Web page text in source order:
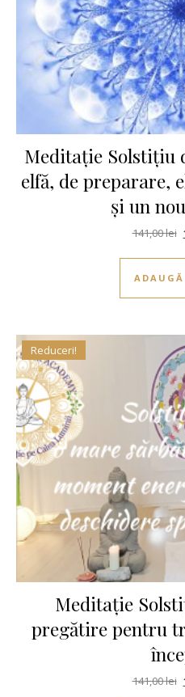
Meditație Solstițiu
elfă, de preparare,
și un
141,00lei
Reduceri!
Meditație
pregătire pentru
141,00lei